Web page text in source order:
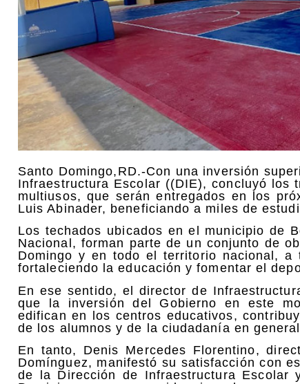
Santo Domingo,RD.-Con una inversión
Infraestructura Escolar ((DIE), concluyó los
multiusos, que serán entregados en los
Luis Abinader, beneficiando a miles de
Los techados ubicados en el municipio de
Nacional, forman parte de un conjunto de
Domingo y en todo el territorio nacional, a
fortaleciendo la educación y fomentar el
En ese sentido, el director de
que la inversión del Gobierno en este
edifican en los centros educativos,
de los alumnos y de la ciudadanía en
En tanto, Denis Mercedes Florentino,
Domínguez, manifestó su satisfacción con
de la Dirección de Infraestructura